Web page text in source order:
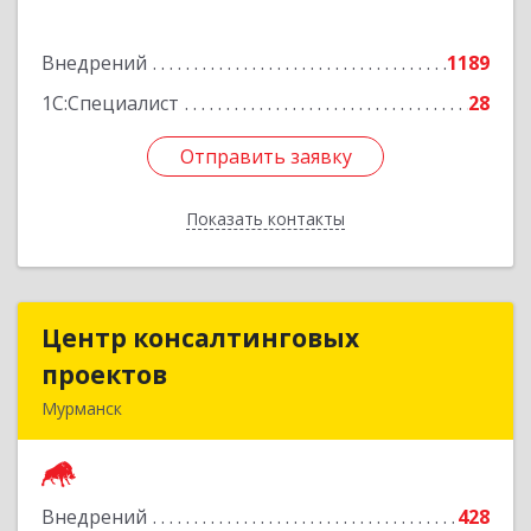
Внедрений
1189
1С:Специалист
28
Отправить заявку
Показать контакты
Отправить заявку
Назад
Центр консалтинговых
проектов
Мурманск
Внедрений
428
Центр консалтинговых
Подробнее